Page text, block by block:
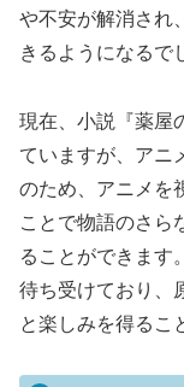
や不安が解消され
きるようになるで
現在、小説『薬屋
ていますが、アニ
のため、アニメを
ことで物語のさら
ることができます
待ち受けており、
と楽しみを得るこ